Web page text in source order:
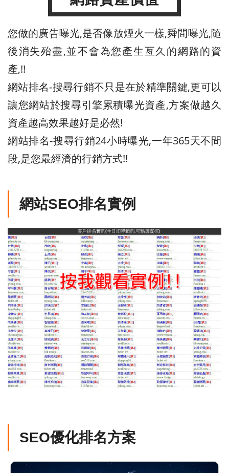
您做的廣告曝光,是否像放煙火一樣,舜間曝光,隨
後消失殆盡,並不會為您產生亙久的網路的資
產,!!
網站排名-搜尋行銷不只是在於精準關鍵,更可以
讓您網站於搜尋引擎累積曝光資產,方案做越久
資產越高效果越好是必然!
網站排名-搜尋行銷24小時曝光,一年365天不間
段,是您最經濟的行銷方式!!
網站SEO排名實例
SEO優化排名方案